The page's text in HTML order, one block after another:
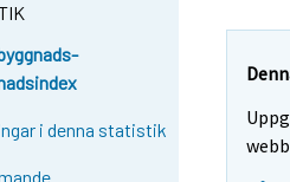
i denna statistik